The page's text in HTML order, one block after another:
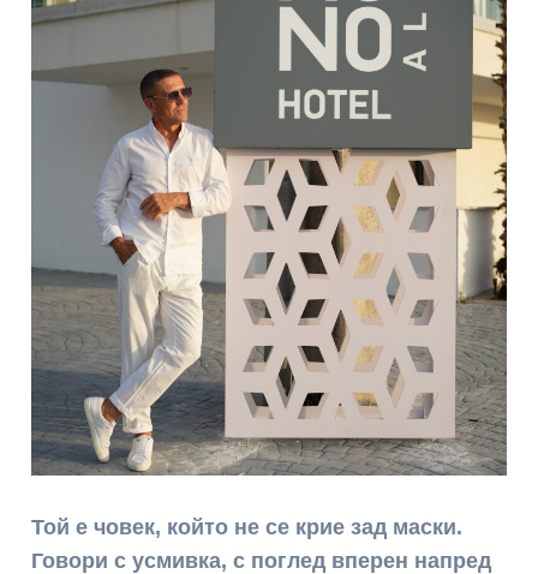
Той е човек, който не се крие зад маски.
Говори с усмивка, с поглед вперен напред